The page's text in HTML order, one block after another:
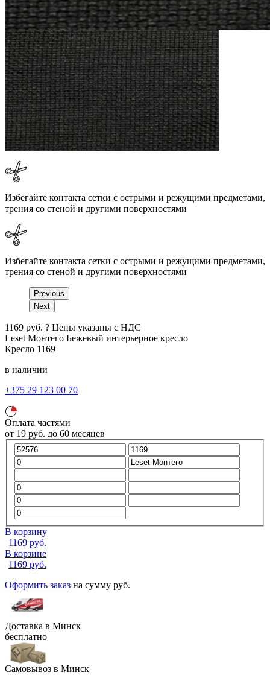
Избегайте контакта сетки с острыми и режущими предметами,
трения со стеной и другими поверхностями
Избегайте контакта сетки с острыми и режущими предметами,
трения со стеной и другими поверхностями
Previous
Next
1169 руб. ? Цены указаны с НДС
Leset Монтего Бежевый интерьерное кресло
Кресло 1169
в наличии
+375 29 123 00 70
Оплата частями
от 19 руб. до 60 месяцев
В корзину
1169 руб.
В корзине
1169 руб.
Оформить заказ на сумму руб.
Доставка в Минск
бесплатно
Самовывоз в Минск